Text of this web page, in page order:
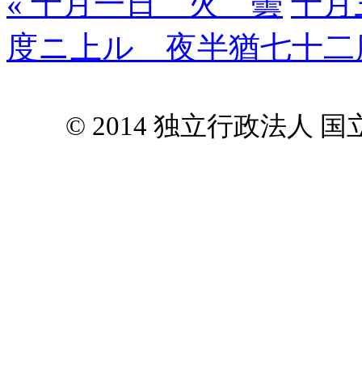
度ニ上ル 夜半猶七十二
© 2014 独立行政法人 国